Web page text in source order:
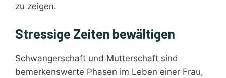
zu zeigen.
Stressige Zeiten bewältigen
Schwangerschaft und Mutterschaft sind
bemerkenswerte Phasen im Leben einer Frau,